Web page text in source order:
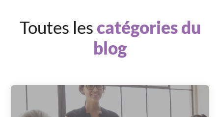
Toutes les catégories du
blog